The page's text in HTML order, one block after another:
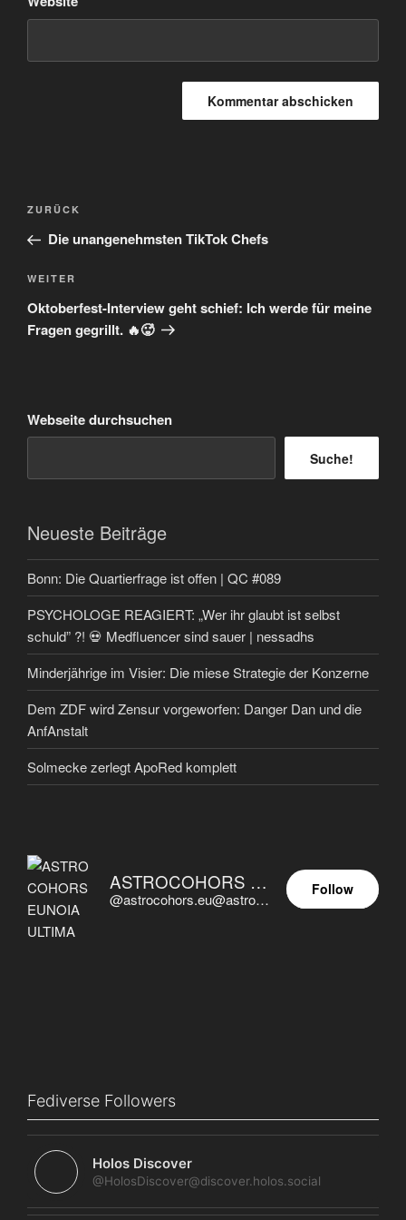
Beitragsnavigation
Vorheriger
Beitrag
ZURÜCK
Die unangenehmsten TikTok Chefs
Nächster
Beitrag
WEITER
Oktoberfest-Interview geht schief: Ich werde für meine
Fragen gegrillt. 🔥🥵
Webseite durchsuchen
Suche!
Neueste Beiträge
Bonn: Die Quartierfrage ist offen | QC #089
PSYCHOLOGE REAGIERT: „Wer ihr glaubt ist selbst
schuld” ?! 💀 Medfluencer sind sauer | nessadhs
Minderjährige im Visier: Die miese Strategie der Konzerne
Dem ZDF wird Zensur vorgeworfen: Danger Dan und die
AnfAnstalt
Solmecke zerlegt ApoRed komplett
ASTROCOHORS EUNOIA ULTIMA
@astrocohors.eu@astrocohors.eu
Follow
Fediverse Followers
Holos Discover
@HolosDiscover@discover.holos.social